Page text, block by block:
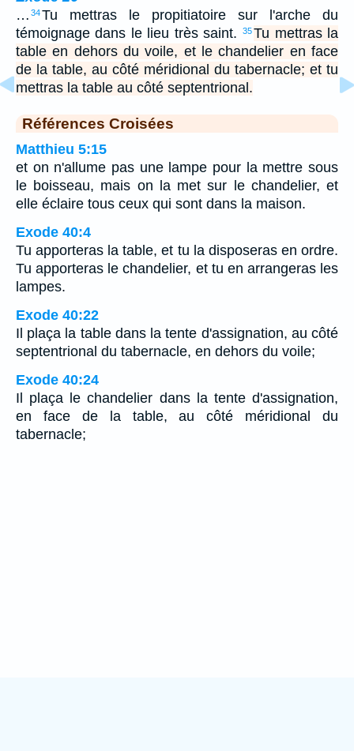
… 34Tu mettras le propitiatoire sur l'arche du
témoignage dans le lieu très saint.
35Tu mettras la
table en dehors du voile, et le chandelier en face
de la table, au côté méridional du tabernacle; et tu
mettras la table au côté septentrional.
Références Croisées
Matthieu 5:15
et on n'allume pas une lampe pour la mettre sous
le boisseau, mais on la met sur le chandelier, et
elle éclaire tous ceux qui sont dans la maison.
Exode 40:4
Tu apporteras la table, et tu la disposeras en ordre.
Tu apporteras le chandelier, et tu en arrangeras les
lampes.
Exode 40:22
Il plaça la table dans la tente d'assignation, au côté
septentrional du tabernacle, en dehors du voile;
Exode 40:24
Il plaça le chandelier dans la tente d'assignation,
en face de la table, au côté méridional du
tabernacle;